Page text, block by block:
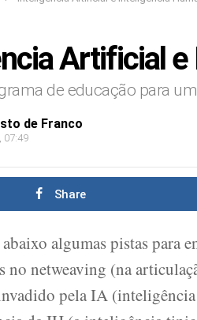
Artificial
de educação para
de Franco
07:49
Share
algumas pistas para
no netweaving (na
pela IA